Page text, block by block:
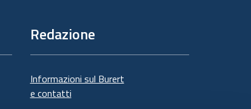
Redazione
Informazioni sul Burert
e contatti